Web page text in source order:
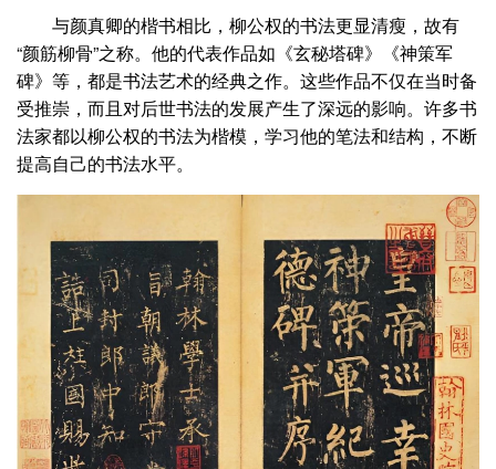
与颜真卿的楷书相比，柳公权的书法更显清瘦，故有
“颜筋柳骨”之称。他的代表作品如《玄秘塔碑》《神策军
碑》等，都是书法艺术的经典之作。这些作品不仅在当时备
受推崇，而且对后世书法的发展产生了深远的影响。许多书
法家都以柳公权的书法为楷模，学习他的笔法和结构，不断
提高自己的书法水平。